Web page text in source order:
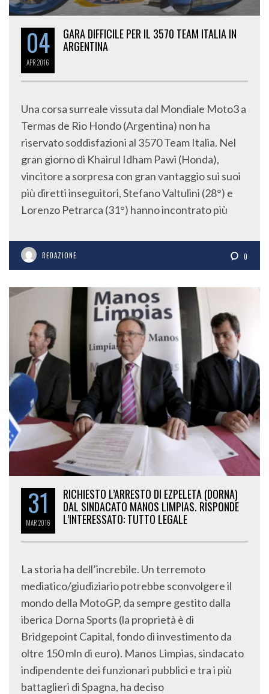
04
APR2016
GARA DIFFICILE PER IL 3570 TEAM ITALIA IN
ARGENTINA
Una corsa surreale vissuta dal Mondiale Moto3 a
Termas de Rio Hondo (Argentina) non ha
riservato soddisfazioni al 3570 Team Italia. Nel
gran giorno di Khairul Idham Pawi (Honda),
vincitore a sorpresa con gran vantaggio sui suoi
più diretti inseguitori, Stefano Valtulini (28°) e
Lorenzo Petrarca (31°) hanno incontrato più
REDAZIONE 0
31
MAR2016
RICHIESTO L’ARRESTO DI EZPELETA (DORNA)
DAL SINDACATO MANOS LIMPIAS. RISPONDE
L’INTERESSATO: TUTTO LEGALE
La storia ha dell’increbile. Un terremoto
mediatico/giudiziario potrebbe sconvolgere il
mondo della MotoGP, da sempre gestito dalla
iberica Dorna Sports (la proprietà è di
Bridgepoint Capital, fondo di investimento da
oltre 150 mln di euro). Manos Limpias, sindacato
indipendente dei funzionari pubblici e tra i più
battaglieri di Spagna, ha deciso